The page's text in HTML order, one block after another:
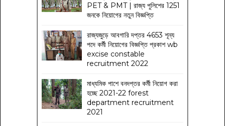
PET & PMT | রাজ্য পুলিশের 1251
জনকে নিয়োগের নতুন বিজ্ঞপ্তি
রাজ্যজুড়ে আবগারি দপ্তর 4653 শূন্য
পদে কর্মী নিয়োগের বিজ্ঞপ্তি প্রকাশ wb
excise constable
recruitment 2022
মাধ্যমিক পাশে বনদপ্তর কর্মী নিয়োগ করা
হচ্ছে 2021-22 forest
department recruitment
2021